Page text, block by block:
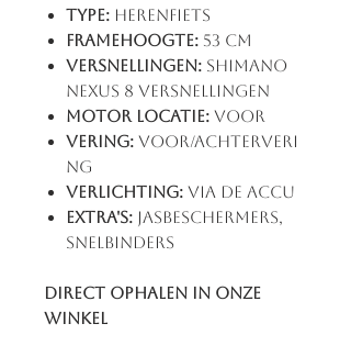
Type: Herenfiets
Framehoogte: 53 cm
Versnellingen: Shimano
Nexus 8 Versnellingen
Motor locatie: Voor
Vering: Voor/achterveri
ng
Verlichting: via de accu
Extra's: Jasbeschermers,
Snelbinders
Direct ophalen in onze
winkel